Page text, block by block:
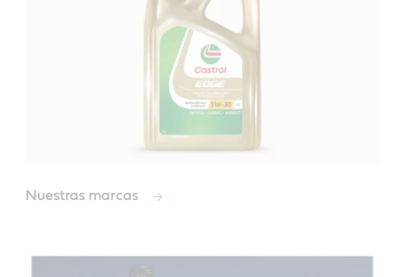
Nuestras marcas